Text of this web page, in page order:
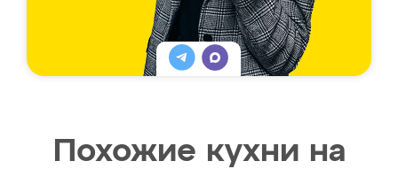
Похожие кухни на